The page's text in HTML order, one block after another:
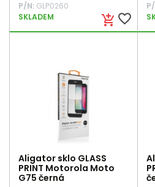
add_shopping_cart favorite_border
P/N: GLP0260
SKLADEM
Aligator sklo GLASS
PRINT Motorola Moto
G75 černá